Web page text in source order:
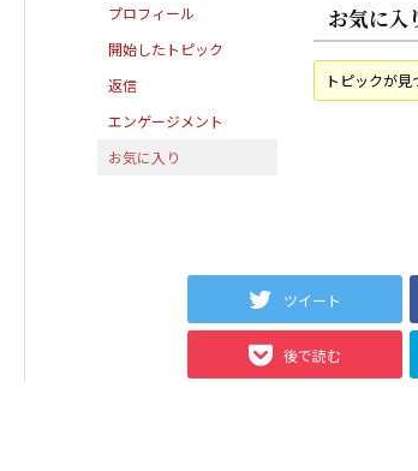
プロフィール
開始したトピック
返信
エンゲージメント
お気に入り
お気に入
トピックが見
ツイート
後で読む